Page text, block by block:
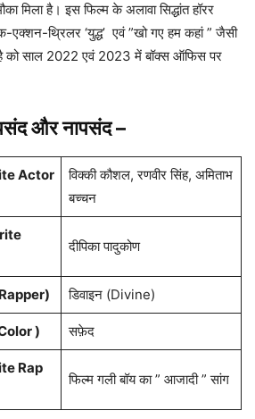
मिला है। इस फिल्म के अलावा सिद्धांत हॉरर
एक्शन-थ्रिलर ‘युद्ध’ एवं ”खो गए हम कहां ” जैसी
है को साल 2022 एवं 2023 में बॉक्स ऑफिस पर
पसंद और नापसंद –
Actor
विक्की कौशल, रणवीर सिंह, अमिताभ
बच्चन
दीपिका पादुकोण
डिवाइन (Divine)
) सफ़ेद
Rap
फिल्म गली बॉय का ” आजादी ” सांग